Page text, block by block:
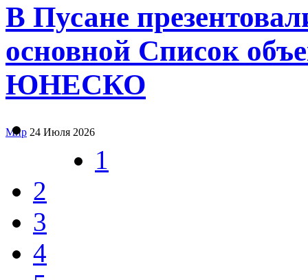
В Пусане
основной Список
ЮНЕСКО
Мир 24 Июля 2026
1
2
3
4